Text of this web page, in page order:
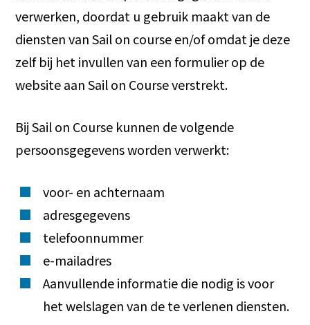
verwerken, doordat u gebruik maakt van de
diensten van Sail on course en/of omdat je deze
zelf bij het invullen van een formulier op de
website aan Sail on Course verstrekt.
Bij Sail on Course kunnen de volgende
persoonsgegevens worden verwerkt:
voor- en achternaam
adresgegevens
telefoonnummer
e-mailadres
Aanvullende informatie die nodig is voor
het welslagen van de te verlenen diensten.